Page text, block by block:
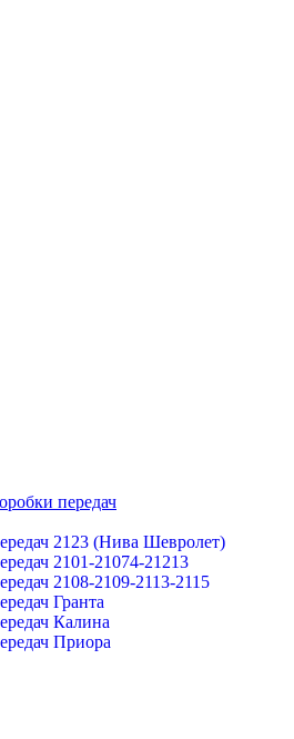
передач
2123 (Нива Шевролет)
2101-21074-21213
2108-2109-2113-2115
Гранта
Калина
Приора